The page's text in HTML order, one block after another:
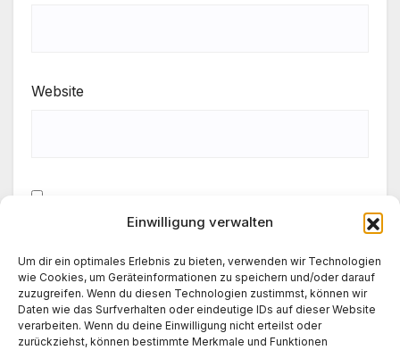
Einwilligung verwalten
Um dir ein optimales Erlebnis zu bieten, verwenden wir Technologien
wie Cookies, um Geräteinformationen zu speichern und/oder darauf
zuzugreifen. Wenn du diesen Technologien zustimmst, können wir
Daten wie das Surfverhalten oder eindeutige IDs auf dieser Website
verarbeiten. Wenn du deine Einwilligung nicht erteilst oder
zurückziehst, können bestimmte Merkmale und Funktionen
Website
Meinen Namen, meine E-Mail-Adresse und meine
Kommentierung speichern.